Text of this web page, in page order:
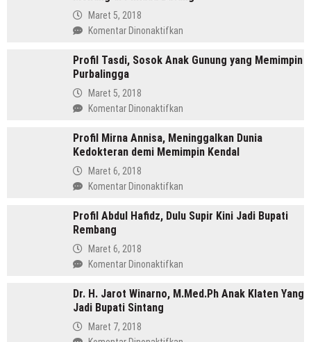
Dua
Islam
Maret 5, 2018
Komentar Dinonaktifkan
Wihaji,
Menang
Pilkada
Profil Tasdi, Sosok Anak Gunung yang Memimpin
Purbalingga
Maret 5, 2018
Komentar Dinonaktifkan
Tasdi,
Sosok
Memimpin
Purbalingga
Profil Mirna Annisa, Meninggalkan Dunia
Kedokteran demi Memimpin Kendal
Maret 6, 2018
Komentar Dinonaktifkan
Mirna
demi
Profil Abdul Hafidz, Dulu Supir Kini Jadi Bupati
Rembang
Maret 6, 2018
Komentar Dinonaktifkan
Abdul
Dr. H. Jarot Winarno, M.Med.Ph Anak Klaten Yang
Jadi Bupati Sintang
Maret 7, 2018